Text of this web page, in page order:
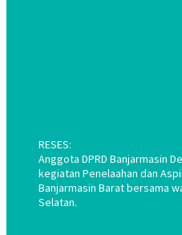
RESES:
Anggota DPRD Banjarmasin
kegiatan Penelaahan dan
Banjarmasin Barat bersama
Selatan.